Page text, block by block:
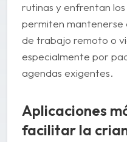
rutinas y enfrentan
permiten mantenerse
de trabajo remoto o
especialmente por
agendas exigentes.
Aplicaciones
facilitar la